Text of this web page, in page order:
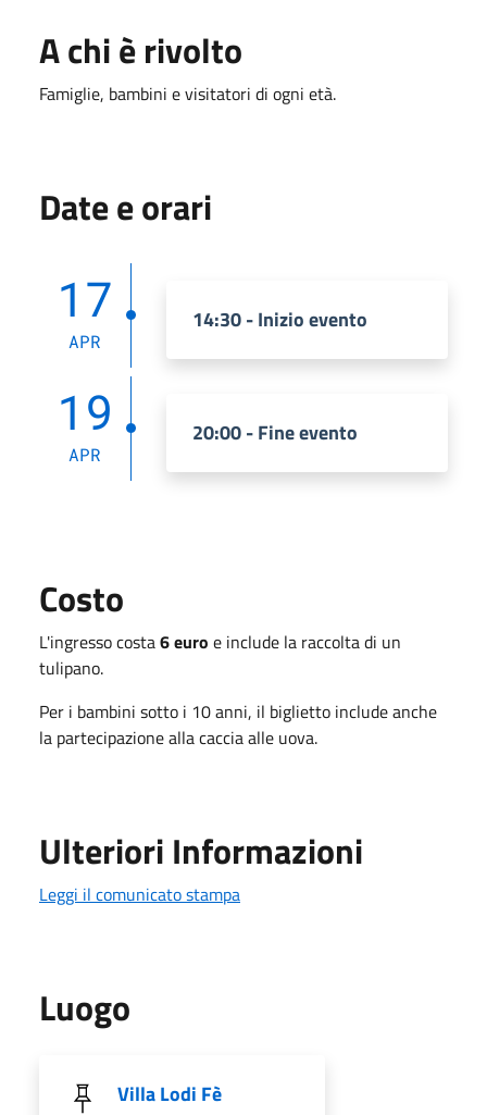
A chi è rivolto
Famiglie, bambini e visitatori di ogni età.
Date e orari
17
APR
14:30 - Inizio evento
19
APR
20:00 - Fine evento
Costo
L'ingresso costa6 euro e include la raccolta di un
tulipano.
Per i bambini sotto i 10 anni, il biglietto include anche
la partecipazione alla caccia alle uova.
Ulteriori Informazioni
Leggi il comunicato stampa
Luogo
Villa Lodi Fè